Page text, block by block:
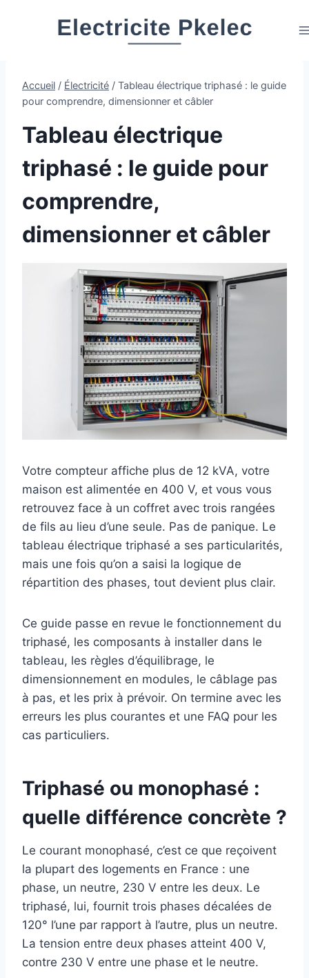
Accueil / Électricité / Tableau électrique triphasé : le guide
pour comprendre, dimensionner et câbler
Tableau électrique
triphasé : le guide pour
comprendre,
dimensionner et câbler
Votre compteur affiche plus de 12 kVA, votre
maison est alimentée en 400 V, et vous vous
retrouvez face à un coffret avec trois rangées
de fils au lieu d’une seule. Pas de panique. Le
tableau électrique triphasé a ses particularités,
mais une fois qu’on a saisi la logique de
répartition des phases, tout devient plus clair.
Ce guide passe en revue le fonctionnement du
triphasé, les composants à installer dans le
tableau, les règles d’équilibrage, le
dimensionnement en modules, le câblage pas
à pas, et les prix à prévoir. On termine avec les
erreurs les plus courantes et une FAQ pour les
cas particuliers.
Triphasé ou monophasé :
quelle différence concrète ?
Le courant monophasé, c’est ce que reçoivent
la plupart des logements en France : une
phase, un neutre, 230 V entre les deux. Le
triphasé, lui, fournit trois phases décalées de
120° l’une par rapport à l’autre, plus un neutre.
La tension entre deux phases atteint 400 V,
contre 230 V entre une phase et le neutre.